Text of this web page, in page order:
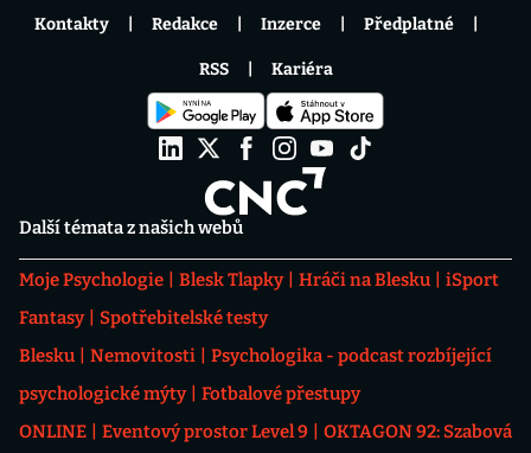
Další témata z našich webů
Moje Psychologie Blesk Tlapky Hráči na Blesku
iSport
Fantasy
Spotřebitelské testy
Blesku
Nemovitosti
Psychologika - podcast rozbíjející
psychologické mýty
Fotbalové přestupy
ONLINE
Eventový prostor Level 9
OKTAGON 92: Szabová
Kontakty Redakce Inzerce Předplatné
RSS Kariéra